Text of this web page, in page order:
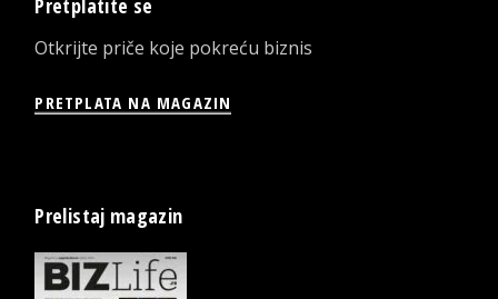
Pretplatite se
Otkrijte priče koje pokreću biznis
PRETPLATA NA MAGAZIN
Prelistaj magazin